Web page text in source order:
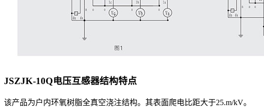
JSZJK-10Q电压互感器结构特点
该产品为户内环氧树脂全真空浇注结构。其表面爬电比距大于25.m/kV。